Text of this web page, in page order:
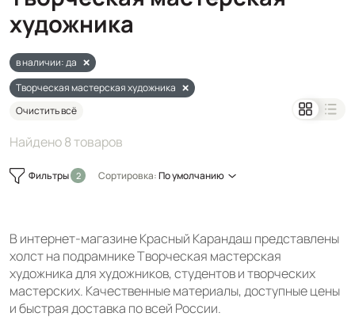
художника
в наличии: да
Творческая мастерская художника
Очистить всё
Найдено 8 товаров
Фильтры Сортировка:По умолчанию
В интернет-магазине Красный Карандаш представлены
холст на подрамнике Творческая мастерская
художника для художников, студентов и творческих
мастерских. Качественные материалы, доступные цены
и быстрая доставка по всей России.